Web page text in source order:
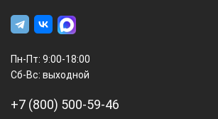
Пн-Пт: 9:00-18:00
Сб-Вс: выходной
+7 (800) 500-59-46